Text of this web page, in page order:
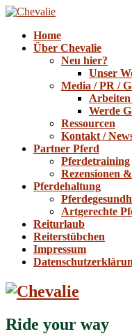
Home
Über Chevalie
Neu hier?
Unser
Media / PR /
Arbeiten
Werde
Ressourcen
Kontakt /
Partner Pferd
Pferdetraining
Rezensionen
Pferdehaltung
Artgerechte
Reiturlaub
Reiterstübchen
Impressum
Ride your way